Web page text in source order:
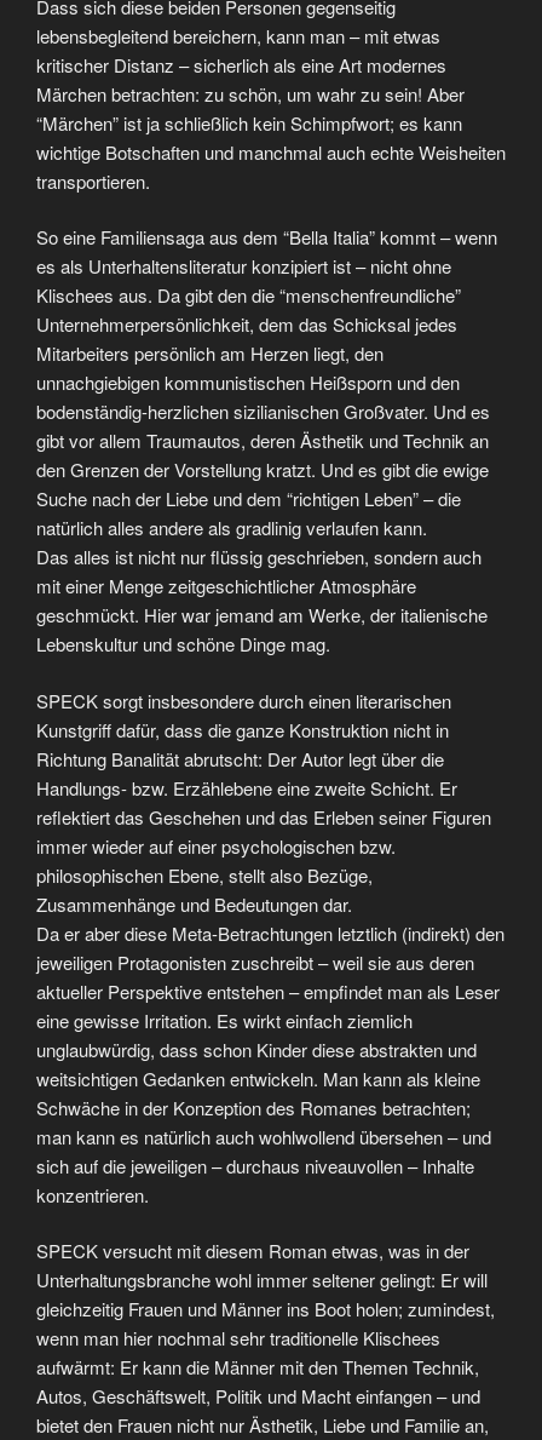
Dass sich diese beiden Personen gegenseitig
lebensbegleitend bereichern, kann man – mit etwas
kritischer Distanz – sicherlich als eine Art modernes
Märchen betrachten: zu schön, um wahr zu sein! Aber
“Märchen” ist ja schließlich kein Schimpfwort; es kann
wichtige Botschaften und manchmal auch echte Weisheiten
transportieren.
So eine Familiensaga aus dem “Bella Italia” kommt – wenn
es als Unterhaltensliteratur konzipiert ist – nicht ohne
Klischees aus. Da gibt den die “menschenfreundliche”
Unternehmerpersönlichkeit, dem das Schicksal jedes
Mitarbeiters persönlich am Herzen liegt, den
unnachgiebigen kommunistischen Heißsporn und den
bodenständig-herzlichen sizilianischen Großvater. Und es
gibt vor allem Traumautos, deren Ästhetik und Technik an
den Grenzen der Vorstellung kratzt. Und es gibt die ewige
Suche nach der Liebe und dem “richtigen Leben” – die
natürlich alles andere als gradlinig verlaufen kann.
Das alles ist nicht nur flüssig geschrieben, sondern auch
mit einer Menge zeitgeschichtlicher Atmosphäre
geschmückt. Hier war jemand am Werke, der italienische
Lebenskultur und schöne Dinge mag.
SPECK sorgt insbesondere durch einen literarischen
Kunstgriff dafür, dass die ganze Konstruktion nicht in
Richtung Banalität abrutscht: Der Autor legt über die
Handlungs- bzw. Erzählebene eine zweite Schicht. Er
reflektiert das Geschehen und das Erleben seiner Figuren
immer wieder auf einer psychologischen bzw.
philosophischen Ebene, stellt also Bezüge,
Zusammenhänge und Bedeutungen dar.
Da er aber diese Meta-Betrachtungen letztlich (indirekt) den
jeweiligen Protagonisten zuschreibt – weil sie aus deren
aktueller Perspektive entstehen – empfindet man als Leser
eine gewisse Irritation. Es wirkt einfach ziemlich
unglaubwürdig, dass schon Kinder diese abstrakten und
weitsichtigen Gedanken entwickeln. Man kann als kleine
Schwäche in der Konzeption des Romanes betrachten;
man kann es natürlich auch wohlwollend übersehen – und
sich auf die jeweiligen – durchaus niveauvollen – Inhalte
konzentrieren.
SPECK versucht mit diesem Roman etwas, was in der
Unterhaltungsbranche wohl immer seltener gelingt: Er will
gleichzeitig Frauen und Männer ins Boot holen; zumindest,
wenn man hier nochmal sehr traditionelle Klischees
aufwärmt: Er kann die Männer mit den Themen Technik,
Autos, Geschäftswelt, Politik und Macht einfangen – und
bietet den Frauen nicht nur Ästhetik, Liebe und Familie an,